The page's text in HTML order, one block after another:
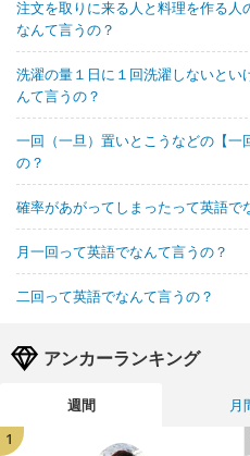
注文を取りに来る人と料理を作る
なんて言うの？
洗濯の量１日に１回洗濯しないと
んて言うの？
一回（一旦）置いとこうなどの【一
の？
確率があがってしまったって英語で
月一回って英語でなんて言うの？
二回って英語でなんて言うの？
アンカーランキング
週間 月
1